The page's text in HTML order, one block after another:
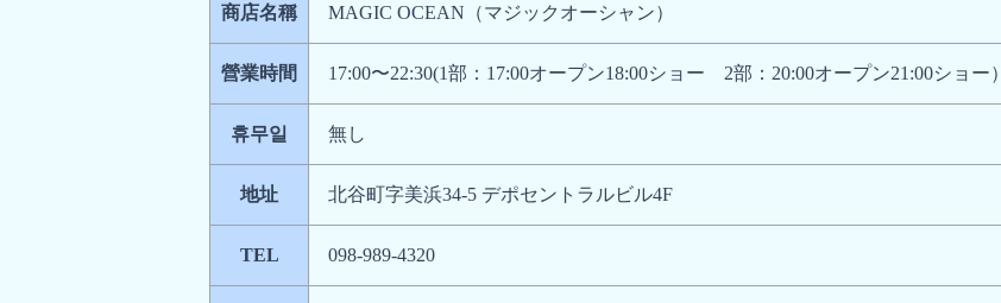
商店名稱 MAGIC OCEAN（マジックオーシャン）
營業時間 17:00〜22:30(1部：17:00オープン18:00ショー 2部：20:00オープン21:00ショー）
휴무일 無し
地址 北谷町字美浜34-5 デポセントラルビル4F
TEL 098-989-4320